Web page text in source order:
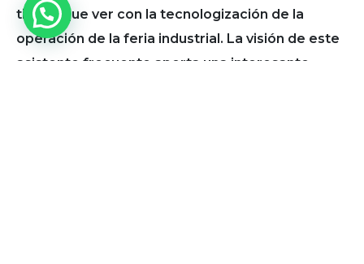
tienen que ver con la tecnologización de la
operación de la feria industrial. La visión de este
asistente frecuente aporta una interesante